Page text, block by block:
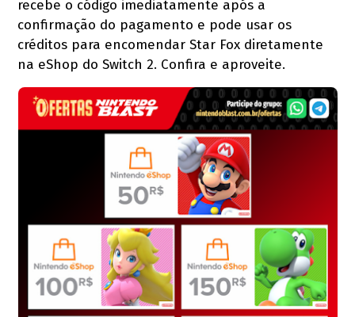
recebe o código imediatamente após a
confirmação do pagamento e pode usar os
créditos para encomendar Star Fox diretamente
na eShop do Switch 2. Confira e aproveite.